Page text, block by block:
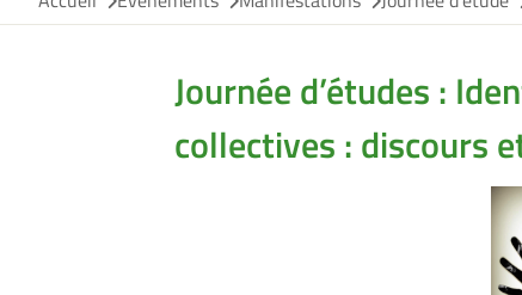
Journée d’études :
collectives : discours